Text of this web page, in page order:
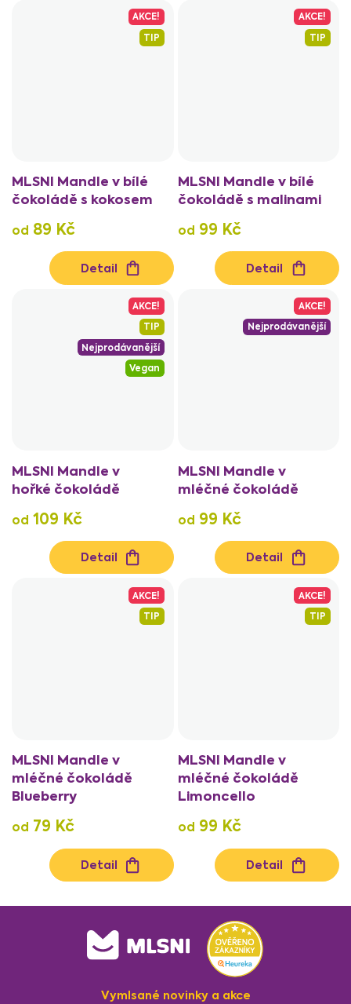
AKCE!
TIP
MLSNI Mandle v bílé
čokoládě s kokosem
od 89 Kč
Detail
AKCE!
TIP
MLSNI Mandle v bílé
čokoládě s malinami
od 99 Kč
Detail
AKCE!
TIP
Nejprodávanější
Vegan
MLSNI Mandle v
hořké čokoládě
od 109 Kč
Detail
AKCE!
Nejprodávanější
MLSNI Mandle v
mléčné čokoládě
od 99 Kč
Detail
AKCE!
TIP
MLSNI Mandle v
mléčné čokoládě
Blueberry
od 79 Kč
Detail
AKCE!
TIP
MLSNI Mandle v
mléčné čokoládě
Limoncello
od 99 Kč
Detail
O
á
c
Vymlsané novinky a akce